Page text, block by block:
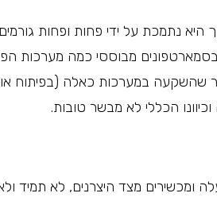
נתמכת על ידי פחות ופחות
זה, ברור שהשקעה במערכות כאלה
הכללי לא מבשר טובות.
ומכשירים מצד היצרנים, לא תמיד